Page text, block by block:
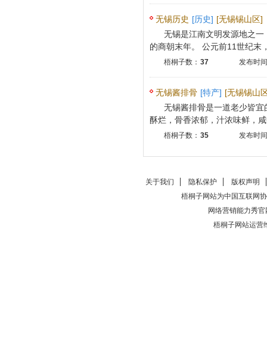
无锡历史 [历史] [无锡锡山区]
无锡是江南文明发源地之
的商朝末年。 公元前11世纪末
梧桐子数： 37 发布时
无锡酱排骨 [特产] [无锡锡山
无锡酱排骨是一道老少皆
酥烂，骨香浓郁，汁浓味鲜，
梧桐子数： 35 发布时
关于我们 隐私保护
版权声明
梧桐子网站为中国互联网
网络营销能力秀官
梧桐子网站运营